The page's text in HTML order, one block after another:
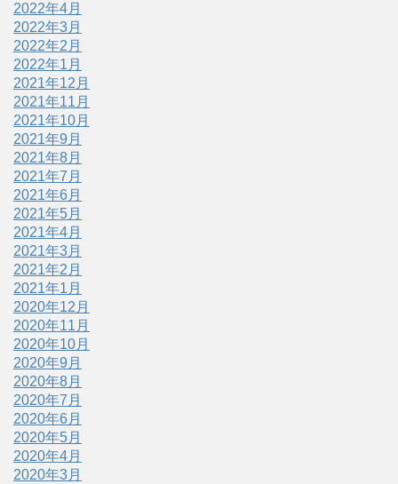
2022年4月
2022年3月
2022年2月
2022年1月
2021年12月
2021年11月
2021年10月
2021年9月
2021年8月
2021年7月
2021年6月
2021年5月
2021年4月
2021年3月
2021年2月
2021年1月
2020年12月
2020年11月
2020年10月
2020年9月
2020年8月
2020年7月
2020年6月
2020年5月
2020年4月
2020年3月